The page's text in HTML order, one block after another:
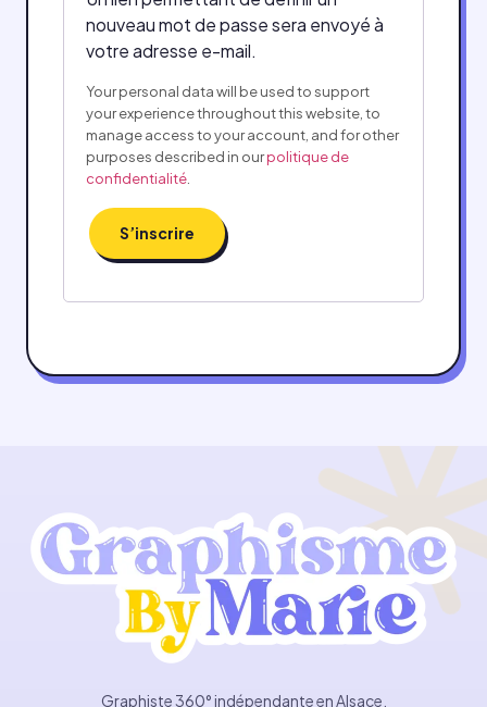
nouveau mot de passe sera envoyé à
votre adresse e-mail.
Your personal data will be used to support
your experience throughout this website, to
manage access to your account, and for other
purposes described in ourpolitique de
confidentialité
S’inscrire
Graphiste 360° indépendante en Alsace.